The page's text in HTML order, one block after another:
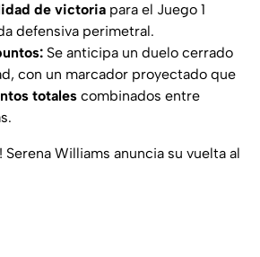
de victoria para el Juego 1
defensiva perimetral.
Se anticipa un duelo cerrado
con un marcador proyectado que
totales combinados entre
Serena Williams anuncia su vuelta al